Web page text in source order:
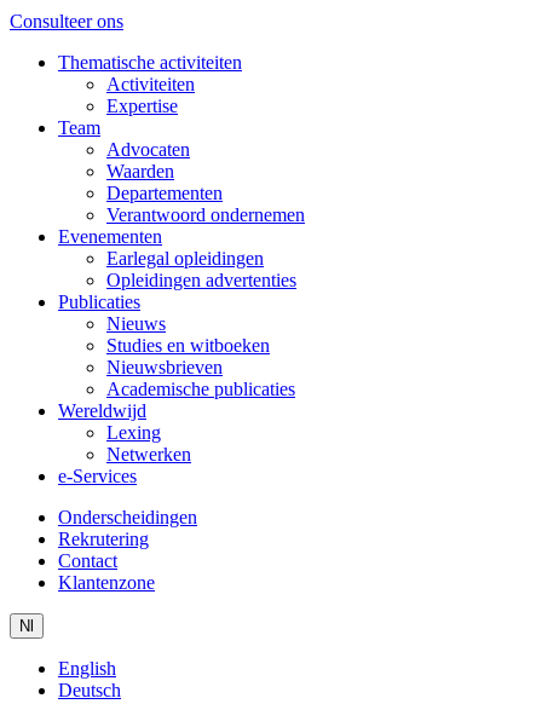
Consulteer ons
Thematische activiteiten
Activiteiten
Expertise
Team
Advocaten
Waarden
Departementen
Verantwoord ondernemen
Evenementen
Earlegal opleidingen
Opleidingen advertenties
Publicaties
Nieuws
Studies en witboeken
Nieuwsbrieven
Academische publicaties
Wereldwijd
Lexing
Netwerken
e-Services
Onderscheidingen
Rekrutering
Contact
Klantenzone
Nl
English
Deutsch